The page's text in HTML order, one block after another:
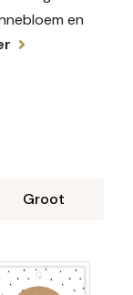
en
Groot